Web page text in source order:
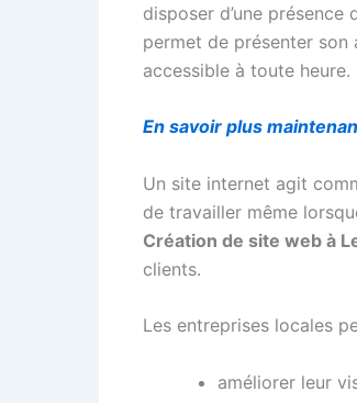
disposer d’une
permet de présenter son
accessible à toute heure.
En savoir plus
Un site internet agit
de travailler même
Création de site web à
clients.
Les entreprises locales
améliorer leur